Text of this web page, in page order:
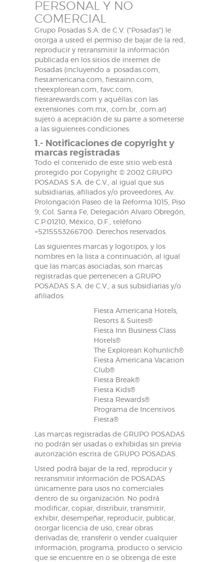
PERSONAL Y NO
COMERCIAL
Grupo Posadas S.A. de C.V. ("Posadas") le
otorga a usted el permiso de bajar de la red,
reproducir y retransmitir la información
publicada en los sitios de internet de
Posadas (incluyendo a: posadas.com,
fiestamericana.com, fiestainn.com,
theexplorean.com, favc.com,
fiestarewards.com y aquéllas con las
extensiones .com.mx, .com.br, .com.ar)
sujeto a aceptación de su parte a someterse
a las siguientes condiciones:
1.- Notificaciones de copyright y
marcas registradas
Todo el contenido de este sitio web está
protegido por Copyright © 2002 GRUPO
POSADAS S.A. de C.V., al igual que sus
subsidiarias, afiliados y/o proveedores, Av.
Prolongación Paseo de la Reforma 1015, Piso
9, Col. Santa Fe, Delegación Alvaro Obregón,
C.P.01210, México, D.F., teléfono
+5215553266700. Derechos reservados.
Las siguientes marcas y logotipos, y los
nombres en la lista a continuación, al igual
que las marcas asociadas, son marcas
registradas que pertenecen a GRUPO
POSADAS S.A. de C.V., a sus subsidiarias y/o
afiliados:
Fiesta Americana Hotels,
Resorts & Suites®
Fiesta Inn Business Class
Hotels®
The Explorean Kohunlich®
Fiesta Americana Vacation
Club®
Fiesta Break®
Fiesta Kids®
Fiesta Rewards®
Programa de Incentivos
Fiesta®
Las marcas registradas de GRUPO POSADAS
no podrán ser usadas o exhibidas sin previa
autorización escrita de GRUPO POSADAS.
Usted podrá bajar de la red, reproducir y
retransmitir información de POSADAS
únicamente para usos no comerciales
dentro de su organización. No podrá
modificar, copiar, distribuir, transmitir,
exhibir, desempeñar, reproducir, publicar,
otorgar licencia de uso, crear obras
derivadas de, transferir o vender cualquier
información, programa, producto o servicio
que se encuentre en o se obtenga de este